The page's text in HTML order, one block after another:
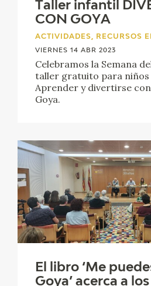
Taller infantil
CON GOYA
ACTIVIDADES, RECURSOS
VIERNES 14 ABR 2023
Celebramos la Semana
taller gratuito para niños
Aprender y divertirse
Goya.
El libro ‘Me
Goya’ acerca a